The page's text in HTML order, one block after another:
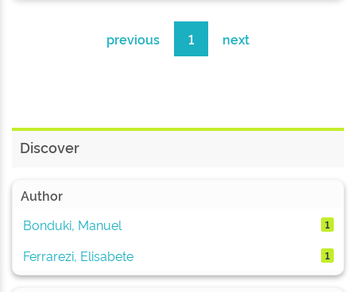
previous 1 next
Discover
Author
Bonduki, Manuel
1
Ferrarezi, Elisabete 1